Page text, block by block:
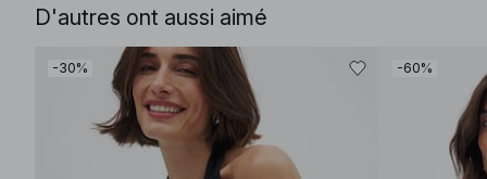
D'autres ont aussi aimé
-30% -60%